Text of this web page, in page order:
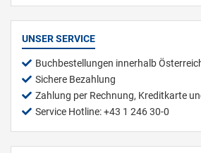
UNSER SERVICE
Buchbestellungen innerhalb
Sichere Bezahlung
Zahlung per Rechnung, Kreditkarte
Service Hotline: +43 1 246 30-0